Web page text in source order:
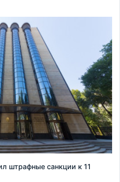
штрафные санкции к 11